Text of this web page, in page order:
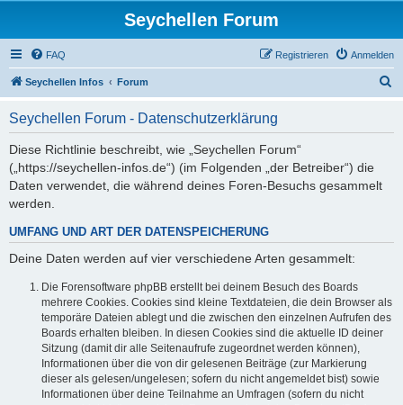
Seychellen Forum
FAQ Anmelden
Registrieren
Seychellen Infos Forum
Seychellen Forum - Datenschutzerklärung
Diese Richtlinie beschreibt, wie „Seychellen Forum“
(„https://seychellen-infos.de“) (im Folgenden „der Betreiber“) die
Daten verwendet, die während deines Foren-Besuchs gesammelt
werden.
UMFANG UND ART DER DATENSPEICHERUNG
Deine Daten werden auf vier verschiedene Arten gesammelt:
Die Forensoftware phpBB erstellt bei deinem Besuch des Boards
mehrere Cookies. Cookies sind kleine Textdateien, die dein Browser als
temporäre Dateien ablegt und die zwischen den einzelnen Aufrufen des
Boards erhalten bleiben. In diesen Cookies sind die aktuelle ID deiner
Sitzung (damit dir alle Seitenaufrufe zugeordnet werden können),
Informationen über die von dir gelesenen Beiträge (zur Markierung
dieser als gelesen/ungelesen; sofern du nicht angemeldet bist) sowie
Informationen über deine Teilnahme an Umfragen (sofern du nicht